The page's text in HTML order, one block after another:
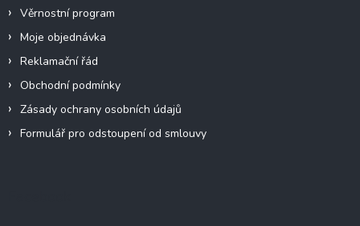
Věrnostní program
Moje objednávka
Reklamační řád
Obchodní podmínky
Zásady ochrany osobních údajů
Formulář pro odstoupení od smlouvy